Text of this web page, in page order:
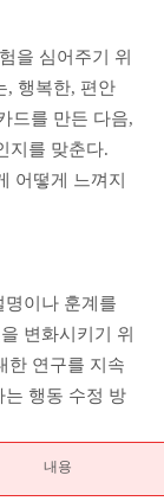
을 심어주기 위
, 행복한, 편안
드를 만든 다음,
지를 맞춘다.
어떻게 느껴지
명이나 훈계를
변화시키기 위
한 연구를 지속
는 행동 수정 방
내용